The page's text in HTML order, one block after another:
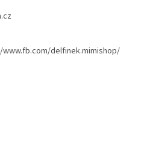
delfinek.mimishop/